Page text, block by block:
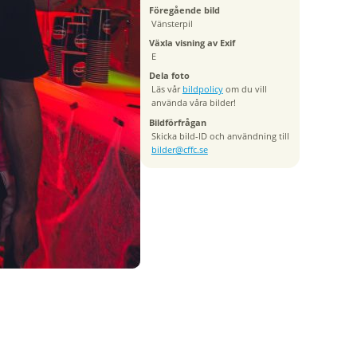
Föregående bild
Vänsterpil
Växla visning av Exif
E
Dela foto
Läs vår bildpolicyom du vill
använda våra bilder!
Bildförfrågan
Skicka bild-ID och användning till
bilder@cffc.se